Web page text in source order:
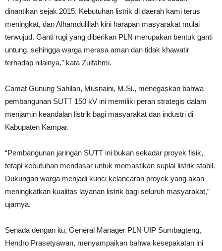
dinantikan sejak 2015. Kebutuhan listrik di daerah kami terus
meningkat, dan Alhamdulillah kini harapan masyarakat mulai
terwujud. Ganti rugi yang diberikan PLN merupakan bentuk ganti
untung, sehingga warga merasa aman dan tidak khawatir
terhadap nilainya,” kata Zulfahmi.
Camat Gunung Sahilan, Musnaini, M.Si., menegaskan bahwa
pembangunan SUTT 150 kV ini memiliki peran strategis dalam
menjamin keandalan listrik bagi masyarakat dan industri di
Kabupaten Kampar.
“Pembangunan jaringan SUTT ini bukan sekadar proyek fisik,
tetapi kebutuhan mendasar untuk memastikan suplai listrik stabil.
Dukungan warga menjadi kunci kelancaran proyek yang akan
meningkatkan kualitas layanan listrik bagi seluruh masyarakat,”
ujarnya.
Senada dengan itu, General Manager PLN UIP Sumbagteng,
Hendro Prasetyawan, menyampaikan bahwa kesepakatan ini